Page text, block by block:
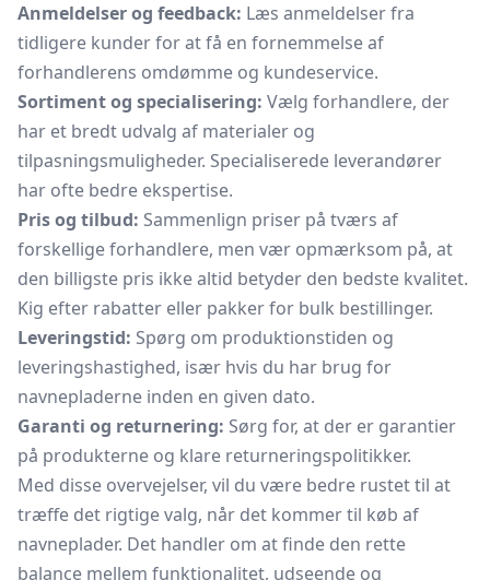
Anmeldelser og feedback: Læs anmeldelser fra
tidligere kunder for at få en fornemmelse af
forhandlerens omdømme og kundeservice.
Sortiment og specialisering: Vælg forhandlere, der
har et bredt udvalg af materialer og
tilpasningsmuligheder. Specialiserede leverandører
har ofte bedre ekspertise.
Pris og tilbud: Sammenlign priser på tværs af
forskellige forhandlere, men vær opmærksom på, at
den billigste pris ikke altid betyder den bedste kvalitet.
Kig efter rabatter eller pakker for bulk bestillinger.
Leveringstid: Spørg om produktionstiden og
leveringshastighed, især hvis du har brug for
navnepladerne inden en given dato.
Garanti og returnering: Sørg for, at der er garantier
på produkterne og klare returneringspolitikker.
Med disse overvejelser, vil du være bedre rustet til at
træffe det rigtige valg, når det kommer til køb af
navneplader. Det handler om at finde den rette
balance mellem funktionalitet, udseende og